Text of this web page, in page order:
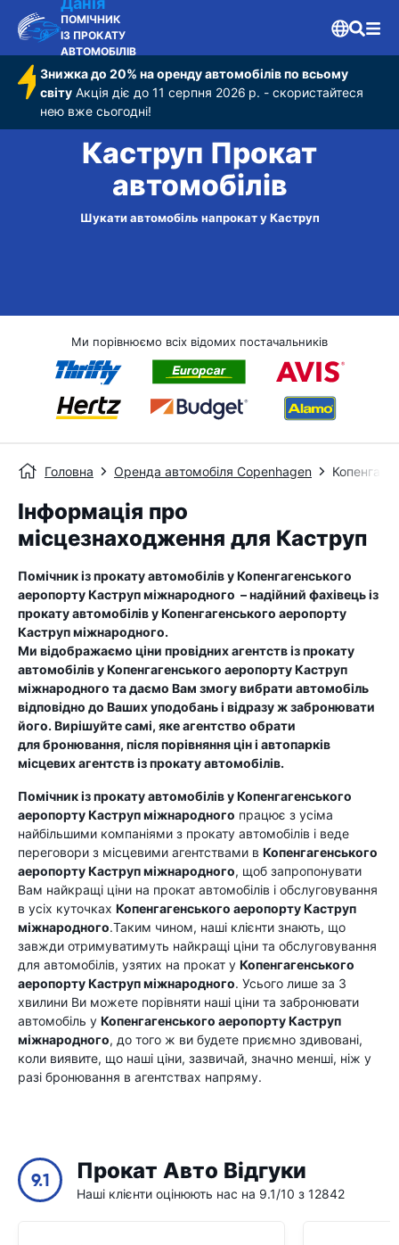
ПОМІЧНИК
ІЗ ПРОКАТУ
АВТОМОБІЛІВ
Знижка до 20% на оренду автомобілів по всьому
світу Акція діє до 11 серпня 2026 р. - скористайтеся
нею вже сьогодні!
Каструп Прокат
автомобілів
Шукати автомобіль напрокат у Каструп
Ми порівнюємо всіх відомих постачальників
Головна Оренда автомобіля Copenhagen
Інформація про
місцезнаходження для Каструп
Помічник із прокату автомобілів уКопенгагенського
аеропорту Каструп міжнародного – надійний фахівець із
прокату автомобілів уКопенгагенського аеропорту
Каструп міжнародного.
Ми відображаємо ціни провідних агентств із прокату
автомобілів уКопенгагенського аеропорту Каструп
міжнародного та даємо Вам змогу вибрати автомобіль
відповідно до Ваших уподобань і відразу ж забронювати
його. Вирішуйте самі, яке агентство обрати
для бронювання, після порівняння цін і автопарків
місцевих агентств із прокату автомобілів.
Помічник із прокату автомобілів уКопенгагенського
аеропорту Каструп міжнародного працює з усіма
найбільшими компаніями з прокату автомобілів і веде
переговори з місцевими агентствами в Копенгагенського
аеропорту Каструп міжнародного, щоб запропонувати
Вам найкращі ціни на прокат автомобілів і обслуговування
в усіх куточках Копенгагенського аеропорту Каструп
міжнародного.Таким чином, наші клієнти знають, що
завжди отримуватимуть найкращі ціни та обслуговування
для автомобілів, узятих на прокат у Копенгагенського
аеропорту Каструп міжнародного. Усього лише за 3
хвилини Ви можете порівняти наші ціни та забронювати
автомобіль у Копенгагенського аеропорту Каструп
міжнародного, до того ж ви будете приємно здивовані,
коли виявите, що наші ціни, зазвичай, значно менші, ніж у
разі бронювання в агентствах напряму.
9.1 Прокат Авто Відгуки
Наші клієнти оцінюють нас на 9.1/10 з 12842